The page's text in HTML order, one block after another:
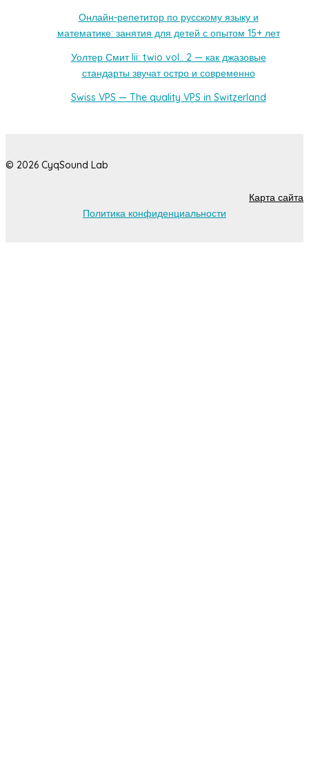
Онлайн-репетитор по русскому языку и
математике: занятия для детей с опытом 15+ лет
Уолтер Смит Iii: twio vol.. 2 — как джазовые
стандарты звучат остро и современно
Swiss VPS — The quality VPS in Switzerland
© 2026 CyqSound Lab
Карта сайта
Политика конфиденциальности